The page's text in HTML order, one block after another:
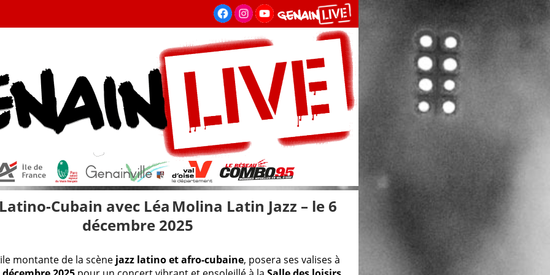
Cubain avec Léa Molina Latin Jazz – le 6
décembre 2025
montante de la scène jazz latino et afro-cubaine, posera ses valises à